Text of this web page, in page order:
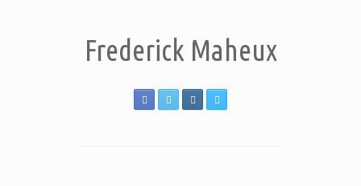
Frederick Maheux